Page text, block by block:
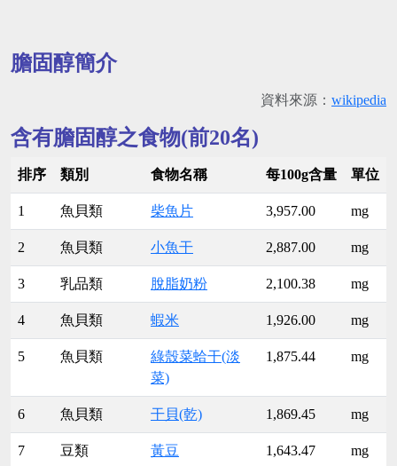
膽固醇簡介
資料來源： wikipedia
含有膽固醇之食物(前20名)
排序 類別 食物名稱 每100g含量 單位
1 魚貝類 柴魚片 3,957.00 mg
2 魚貝類 小魚干 2,887.00 mg
3 乳品類 脫脂奶粉 2,100.38 mg
4 魚貝類 蝦米 1,926.00 mg
5 魚貝類
綠殼菜蛤干(淡
菜)
1,875.44 mg
6 魚貝類 干貝(乾) 1,869.45 mg
7 豆類 黃豆 1,643.47 mg